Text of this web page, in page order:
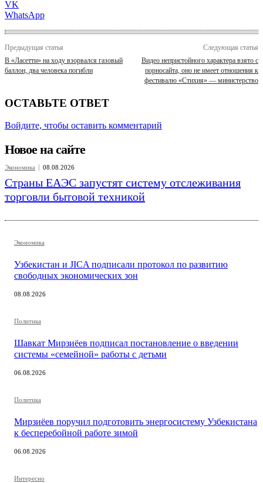
VK
WhatsApp
Предыдущая статья
В «Ласетти» на ходу взорвался газовый
баллон, два человека погибли
Следующая статья
Видео непристойного характера взято с
порносайта, оно не имеет отношения к
фестивалю «Стихия» — министерство
ОСТАВЬТЕ ОТВЕТ
Войдите, чтобы оставить комментарий
Новое на сайте
Экономика 08.08.2026
Страны ЕАЭС запустят систему отслеживания
торговли бытовой техникой
Экономика
Узбекистан и JICA подписали протокол по развитию
свободных экономических зон
08.08.2026
Политика
Шавкат Мирзиёев подписал постановление о введении
системы «семейной» работы с детьми
06.08.2026
Политика
Мирзиёев поручил подготовить энергосистему Узбекистана
к бесперебойной работе зимой
06.08.2026
Интересно